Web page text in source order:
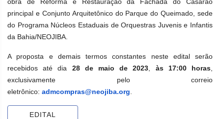
principal e Conjunto Arquitetônico do Parque do Queimado, sede
do Programa Núcleos Estaduais de Orquestras Juvenis e Infantis
da Bahia/NEOJIBA.
A proposta e demais termos constantes neste edital serão
recebidos até dia 28 de maio de 2023 às 17:00 horas
exclusivamente pelo correio
eletrônico: admcompras@neojiba.org
EDITAL